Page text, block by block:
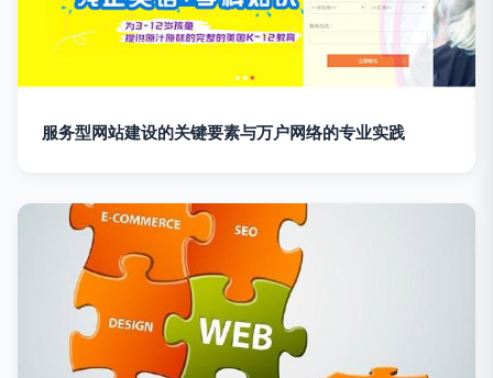
服务型网站建设的关键要素与万户网络的专业实践